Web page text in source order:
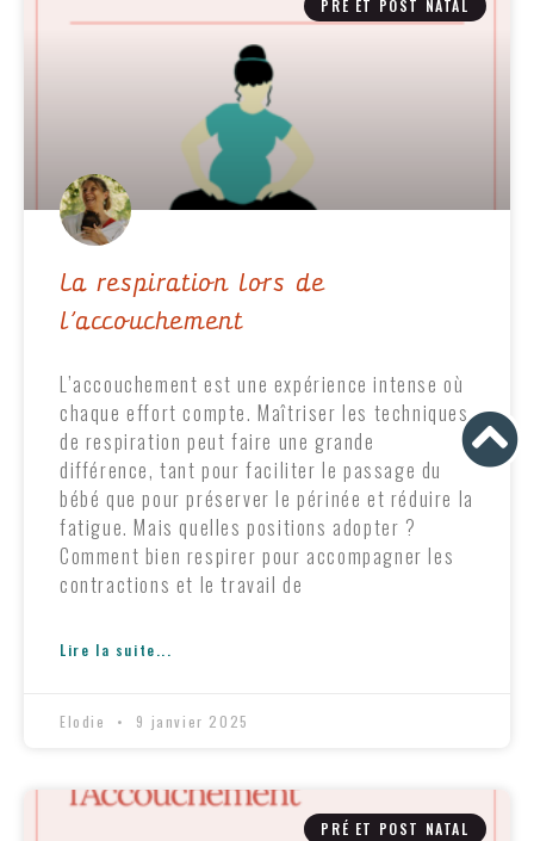
PRÉ ET POST NATAL
La respiration lors de
l’accouchement
L’accouchement est une expérience intense où
chaque effort compte. Maîtriser les techniques
de respiration peut faire une grande
différence, tant pour faciliter le passage du
bébé que pour préserver le périnée et réduire la
fatigue. Mais quelles positions adopter ?
Comment bien respirer pour accompagner les
contractions et le travail de
Lire la suite...
Elodie 9 janvier 2025
PRÉ ET POST NATAL